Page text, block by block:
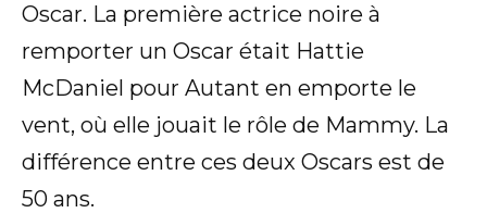
Oscar. La première actrice noire à
remporter un Oscar était Hattie
McDaniel pour Autant en emporte le
vent, où elle jouait le rôle de Mammy. La
différence entre ces deux Oscars est de
50 ans.